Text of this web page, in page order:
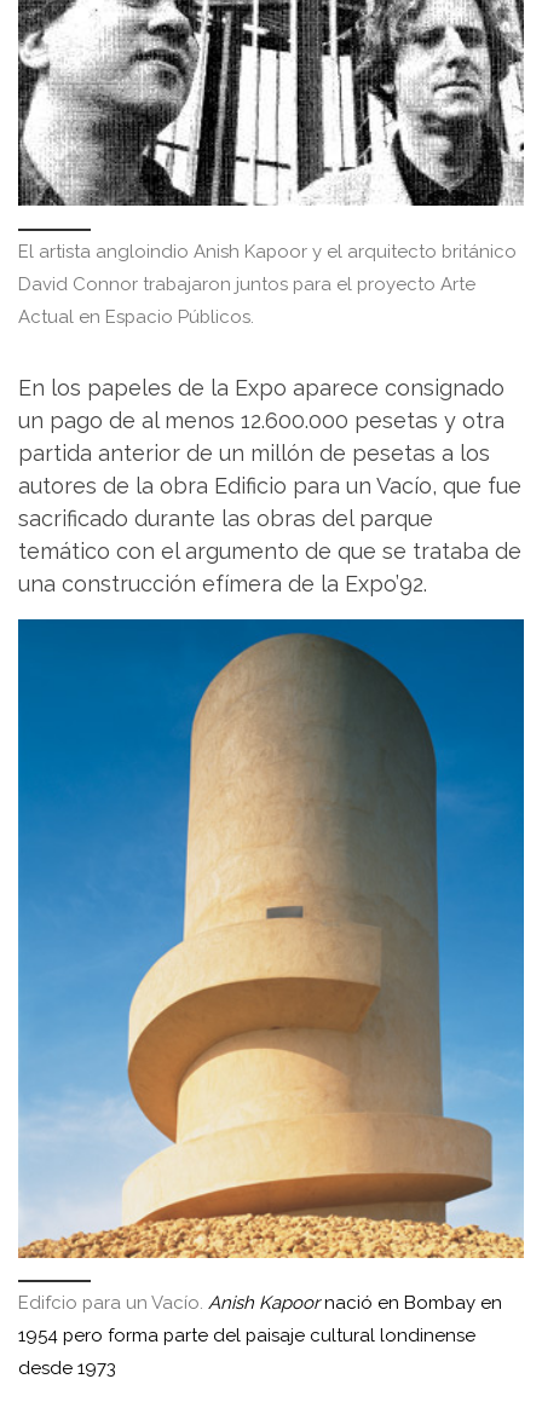
El artista angloindio Anish Kapoor y el arquitecto británico
David Connor trabajaron juntos para el proyecto Arte
Actual en Espacio Públicos.
En los papeles de la Expo aparece consignado
un pago de al menos 12.600.000 pesetas y otra
partida anterior de un millón de pesetas a los
autores de la obra Edificio para un Vacío, que fue
sacrificado durante las obras del parque
temático con el argumento de que se trataba de
una construcción efímera de la Expo’92.
Edifcio para un Vacío. Anish Kapoornació en Bombay en
1954 pero forma parte del paisaje cultural londinense
desde 1973